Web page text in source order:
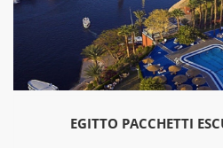
EGITTO PACCHETTI